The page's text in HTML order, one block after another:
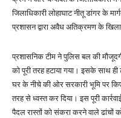
जिलाधिकारी लोहाघाट नीतू डांगर के
प्रशासन द्वारा अवैध अतिक्रमण के
प्रशासनिक टीम ने पुलिस बल की
को पूरी तरह हटाया गया। इसके साथ ही
घर के नीचे की ओर सरकारी भूमि पर
तरह से ध्वस्त कर दिया। इस पूरी
पैदल रास्तों को संकरा करने वाले ढांचों